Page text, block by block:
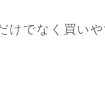
けでなく買い